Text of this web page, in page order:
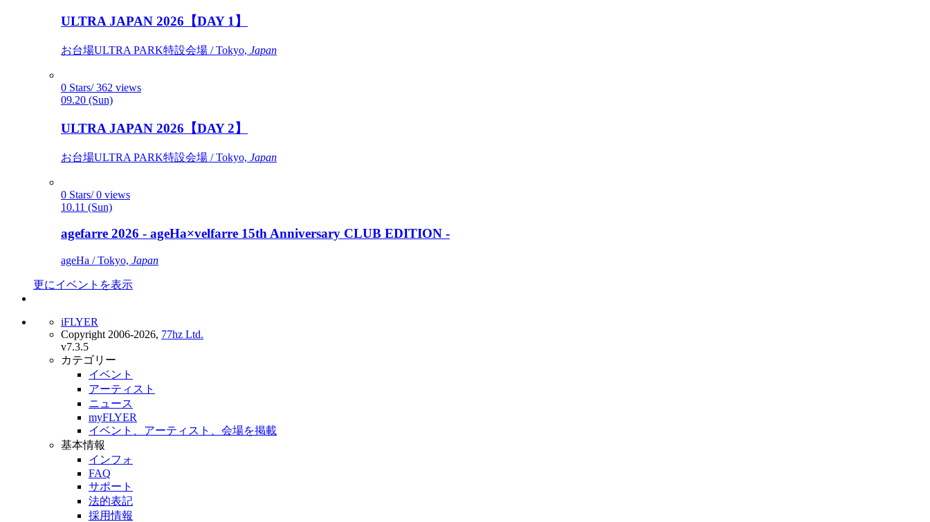
ULTRA JAPAN 2026【DAY 1】
お台場ULTRA PARK特設会場 / Tokyo, Japan
0 Stars/ 362 views
09.20 (Sun)
ULTRA JAPAN 2026【DAY 2】
お台場ULTRA PARK特設会場 / Tokyo, Japan
0 Stars/ 0 views
10.11 (Sun)
agefarre 2026 - ageHa×velfarre 15th Anniversary CLUB EDITION -
ageHa / Tokyo, Japan
更にイベントを表示
iFLYER
Copyright 2006-2026, 77hz Ltd.
v7.3.5
カテゴリー
イベント
アーティスト
ニュース
myFLYER
イベント、アーティスト、会場を掲載
基本情報
インフォ
FAQ
サポート
法的表記
採用情報